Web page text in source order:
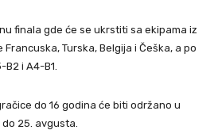
finala gde će se ukrstiti sa ekipama iz
Turska, Belgija i Češka, a po
B2 i A4-B1.
do 16 godina će biti održano u
do 25. avgusta.